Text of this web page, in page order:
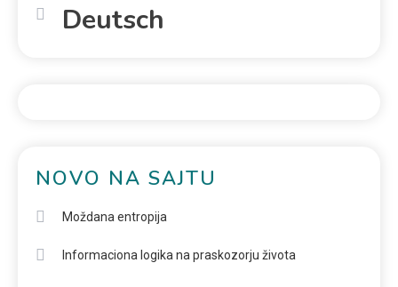
Deutsch
NOVO NA SAJTU
Moždana entropija
Informaciona logika na praskozorju života